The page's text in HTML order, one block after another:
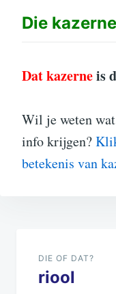
Die kazerne
Dat kazerneis
Wil je weten
info krijgen?
betekenis van
navigatie
DIE OF DAT?
riool